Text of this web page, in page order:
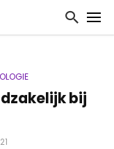
bij